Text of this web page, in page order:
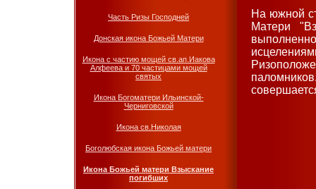
Часть Ризы Господней
Донская икона Божьей Матери
Икона с частию мощей св.ап.Иакова
Алфеева и 70 частицами мощей
святых
Икона Богоматери Ильинской-
Черниговской
Икона св.Николая
Боголюбская икона Божьей матери
Икона Божьей матери Взыскание
погибших
На южной
Матери